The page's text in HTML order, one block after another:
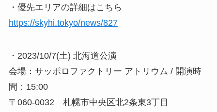
・優先エリアの詳細はこちら
https://skyhi.tokyo/news/827
・2023/10/7(土) 北海道公演
会場：サッポロファクトリー アトリウム / 開演時
間：15:00
〒060-0032 札幌市中央区北2条東3丁目